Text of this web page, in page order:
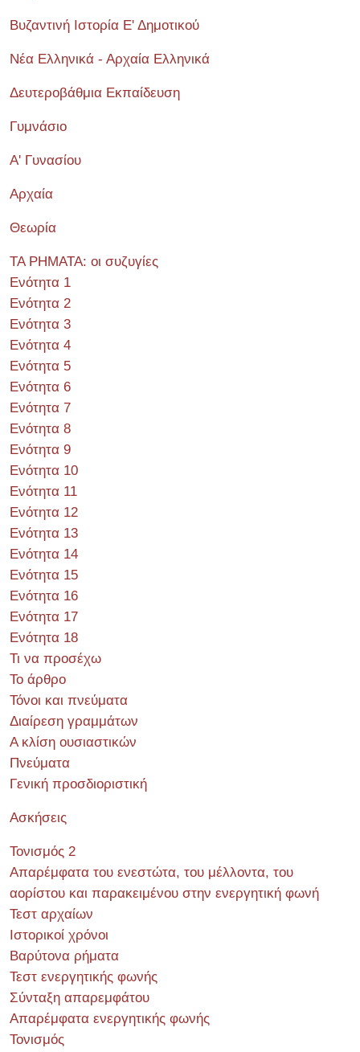
Βυζαντινή Ιστορία Ε' Δημοτικού
Νέα Ελληνικά - Αρχαία Ελληνικά
Δευτεροβάθμια Εκπαίδευση
Γυμνάσιο
Α' Γυνασίου
Αρχαία
Θεωρία
ΤΑ ΡΗΜΑΤΑ: οι συζυγίες
Ενότητα 1
Ενότητα 2
Ενότητα 3
Ενότητα 4
Ενότητα 5
Ενότητα 6
Ενότητα 7
Ενότητα 8
Ενότητα 9
Ενότητα 10
Ενότητα 11
Ενότητα 12
Ενότητα 13
Ενότητα 14
Ενότητα 15
Ενότητα 16
Ενότητα 17
Ενότητα 18
Τι να προσέχω
Το άρθρο
Τόνοι και πνεύματα
Διαίρεση γραμμάτων
Α κλίση ουσιαστικών
Πνεύματα
Γενική προσδιοριστική
Ασκήσεις
Τονισμός 2
Απαρέμφατα του ενεστώτα, του μέλλοντα, του
αορίστου και παρακειμένου στην ενεργητική φωνή
Τεστ αρχαίων
Ιστορικοί χρόνοι
Βαρύτονα ρήματα
Τεστ ενεργητικής φωνής
Σύνταξη απαρεμφάτου
Απαρέμφατα ενεργητικής φωνής
Τονισμός